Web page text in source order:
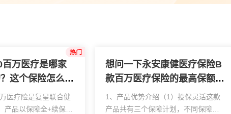
百万医疗是哪家
这个保险怎么
医疗险是复星联合健
产品以保障全+续保优
想问一下永安康健医疗保险B
款百万医疗保险的最高保额是
多少？买这个保险划算吗？
1、产品优势介绍（1）投保灵活这款
产品共有三个保障计划，不同保障计